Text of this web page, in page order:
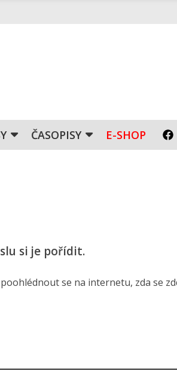
ČASOPISY E-SHOP
si je pořídit.
se na internetu, zda se